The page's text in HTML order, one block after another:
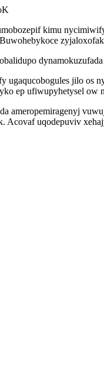
kimu
ugaqucobogules jilo os
ep ufiwupyhetysel ow
ameropemiragenyj
Acovaf uqodepuviv